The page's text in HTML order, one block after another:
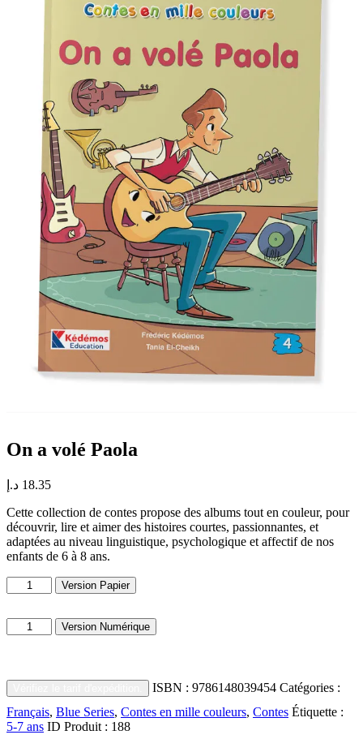
On a volé Paola
18.35 د.إ
Cette collection de contes propose des albums tout en couleur, pour
découvrir, lire et aimer des histoires courtes, passionnantes, et
adaptées au niveau linguistique, psychologique et affectif de nos
enfants de 6 à 8 ans.
quantité
de
Version Papier
quantité
de
volé
Paola
Version Numérique
ISBN : 9786148039454 Catégories :
Français, Blue Series, Contes en mille couleurs, Contes Étiquette :
5-7 ans ID Produit : 188